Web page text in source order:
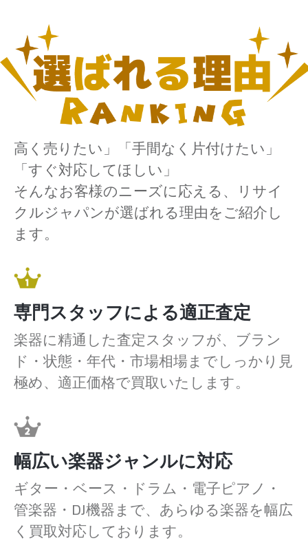
高く売りたい」「手間なく片付けたい」
「すぐ対応してほしい」
そんなお客様のニーズに応える、リサイ
クルジャパンが選ばれる理由をご紹介し
ます。
専門スタッフによる適正査定
楽器に精通した査定スタッフが、ブラン
ド・状態・年代・市場相場までしっかり見
極め、適正価格で買取いたします。
幅広い楽器ジャンルに対応
ギター・ベース・ドラム・電子ピアノ・
管楽器・DJ機器まで、あらゆる楽器を幅広
く買取対応しております。